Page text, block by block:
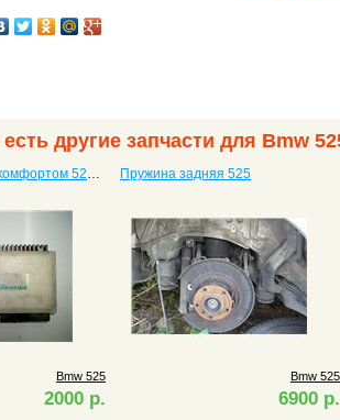
другие запчасти для Bmw
Блок управления комфортом 525 61356913520
Bmw 525
2000 р.
Пружина задняя 525
Bmw 525
6900 р.